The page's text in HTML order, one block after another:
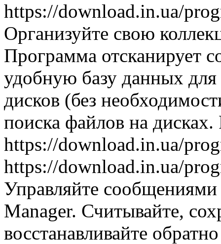
https://download.in.ua/
Организуйте свою
Программа отсканирует
удобную базу данных
дисков (без
поиска файлов на
https://download.in.ua/
https://download.in.ua/
Управляйте
Manager. Считывайте,
восстанавливайте